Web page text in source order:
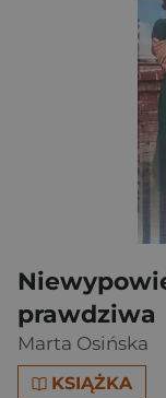
prawdziwa
Marta Osińska
KSIĄŻKA